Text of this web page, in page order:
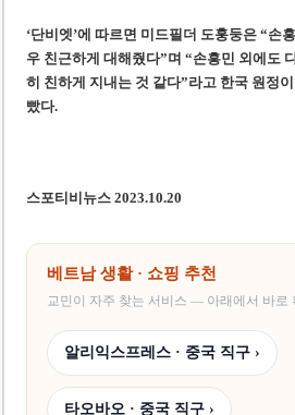
‘단비엣’에 따르면 미드필더 도훙둥은 “손
우 친근하게 대해줬다”며 “손흥민 외에도
히 친하게 지내는 것 같다”라고 한국 원정
빴다.
스포티비뉴스 2023.10.20
베트남 생활 · 쇼핑 추천
교민이 자주 찾는 서비스 — 아래에서 바로
알리익스프레스 · 중국 직구 ›
타오바오 · 중국 직구 ›